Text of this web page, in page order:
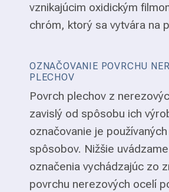
vznikajúcim oxidickým
chróm, ktorý sa vytvára na
OZNAČOVANIE POVRCHU
PLECHOV
Povrch plechov z
zavislý od spôsobu ich
označovanie je
spôsobov. Nižšie
označenia vychádzajúc zo
povrchu nerezových ocelí